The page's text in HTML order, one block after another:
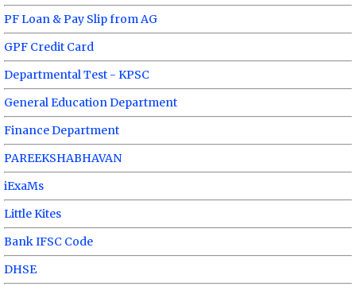
PF Loan & Pay Slip from AG
GPF Credit Card
Departmental Test - KPSC
General Education Department
Finance Department
PAREEKSHABHAVAN
iExaMs
Little Kites
Bank IFSC Code
DHSE